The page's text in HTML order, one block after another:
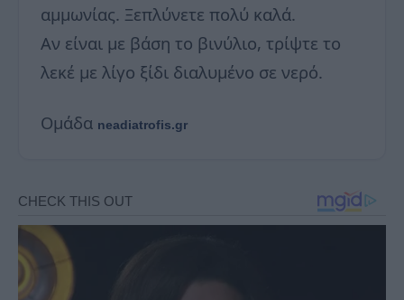
αμμωνίας. Ξεπλύνετε πολύ καλά.
Αν είναι με βάση το βινύλιο, τρίψτε το
λεκέ με λίγο ξίδι διαλυμένο σε νερό.
Ομάδα neadiatrofis.gr